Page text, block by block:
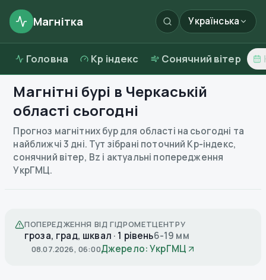
Магнітка Українська
Головна Kp індекс Сонячний вітер
Магнітні бурі в Черкаській
області сьогодні
Прогноз магнітних бур для області на сьогодні та
найближчі 3 дні. Тут зібрані поточний Kp-індекс,
сонячний вітер, Bz і актуальні попередження
УкрГМЦ.
ПОПЕРЕДЖЕННЯ ВІД ГІДРОМЕТЦЕНТРУ
гроза, град, шквал · 1 рівень6-19 мм
08.07.2026, 06:00Джерело: УкрГМЦ